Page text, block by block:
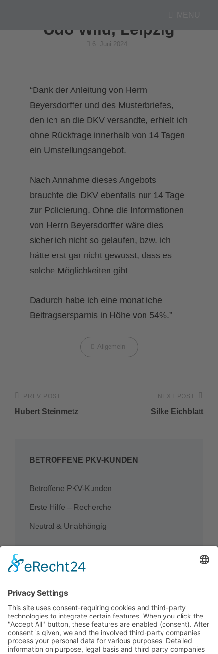
Udo Wild, Leipzig
Posted
6. Juni 2024
“Dank der Anleitung von Herrn
Beyersdorffer und des Musterbriefes,
den ich an die DKV versandte, erhielt ich
ohne Rückfrage innerhalb von 14 Tagen
ein Umstellungsangebot.
Nach Annahme dieses Angebots
brauchte die DKV ebenfalls nur 14 Tage
zur Policierung. Ohne die Informationen
von Herrn Beyersdorffer wäre dies
sicherlich nicht so gelaufen, bzw. ich
hätte erst gar nicht gewusst, dass es
solche Möglichkeiten gibt.
Dadurch habe ich eine monatliche
Beitragsersparnis in Höhe von 54%.”
Categories
Allgemein
Beitragsnavigation
Previous
Post
PREV POST
Hubert Steinmetz
NEXT POST
Silke Eichblatt
BETROFFENE PKV-KUNDEN
Betroffene PKV-Kunden
Erste Hilfe – Recherche
Neutral & Unabhängig
Suchen
Suchen